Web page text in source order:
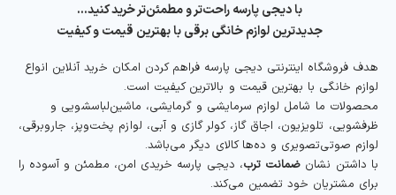
با دیجی پارسه راحت‌تر و مطمئن‌تر خرید کنید…
جدیدترین لوازم خانگی برقی با بهترین قیمت و کیفیت
هدف فروشگاه اینترنتی دیجی پارسه فراهم کردن امکان خرید آنلاین انواع
لوازم خانگی با بهترین قیمت و بالاترین کیفیت است.
محصولات ما شامل لوازم سرمایشی و گرمایشی، ماشین‌لباسشویی و
ظرفشویی، تلویزیون، اجاق گاز، کولر گازی و آبی، لوازم پخت‌وپز، جاروبرقی،
لوازم صوتی‌تصویری و ده‌ها کالای دیگر می‌باشد.
با داشتن نشان ضمانت ترب، دیجی پارسه خریدی امن، مطمئن و آسوده را
برای مشتریان خود تضمین می‌کند.